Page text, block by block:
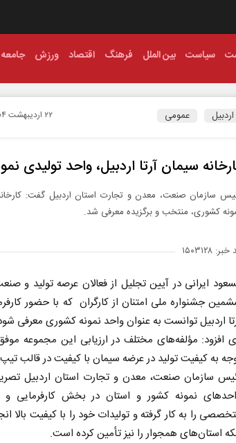
سیاست بین الملل فرهنگ اقتصاد ورزش جامعه
اردبیل عمومی ۲۲ ارديبهشت ۱۴۰۴ - ۱۳:۰۶
سیمان آرتا اردبیل، واحد تولیدی
کشوری، منتخب و برگزیده معرفی شد.
۱۵۰۳۱۲۸
ایرانی در آیین تجلیل از فعالان عرصه تولید و
جشنواره ملی امتنان از کارگران که با حضور
اردبیل توانست به عنوان واحد نمونه کشوری معرفی
افزود: مؤلفه‌های مختلف در ارزیابی این مجموعه
به کیفیت تولید در عرضه سیمان با کیفیت در قالب تیپ 2 و سیمان مرکب بوده است.
سازمان صنعت، معدن و تجارت استان اردبیل
نمونه کشور و استان در بخش کارفرمایی و
را به کار گرفته و تولیدات خود را با کیفیت بالا
استان‌های همجوار را نیز تأمین کرده است.